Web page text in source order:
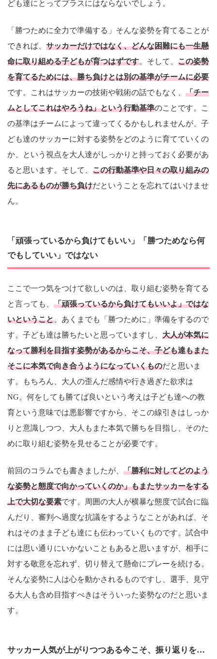
ども達にとってプラスにはならないでしょう。
「勝つために全力で準備する」そんな姿勢を育てることが
できれば、 サッカーだけではなく、どんな困難にも一生懸
命に取り組める子どもが育つはずです。そして、 この姿勢
を育てるためには、勝ち負けとは別の基準がチームに必要
です。これはサッカーの技術や戦術の話でもなく、 「チー
ムとしてこれはやろうね」という行動基準のことです。こ
の基準はチームによって違ってくるかもしれませんが、子
ども達のサッカーに対する姿勢をどのように育てていくの
か、という視点を大人達がしっかりと持っておく必要があ
ると思います。そして、 この行動基準や日々の取り組みの
先にあるものが勝ち負けだということを忘れてはいけませ
ん。
「頑張っているから負けてもいい」「勝つためなら何
でもしていい」ではない
ここで一つ気をつけて欲しいのは、取り組む姿勢を育てる
と言っても、 「頑張っているから負けてもいいよ」ではな
いということ。あくまでも「勝つために」準備をするので
す。子ども達は勝ちたいと思っていますし、 大人が本気に
なって勝利を目指す姿勢があるからこそ、子ども達もまた
そこに本気で向き合うようになっていくものだと思いま
す。もちろん、大人の歪んだ感情や行き過ぎた欲求は
NG。何をしても勝てば良いという考えは子ども達への教
育という意味では悪影響ですから、そこの線引きはしっか
りと意識しつつ、大人もまた本気で勝ちを目指し、そのた
めに取り組む姿勢を見せることが必要です。
前回のコラムでも書きましたが、 「勝利に対してどのよう
な姿勢と態度で向かっていくのか」もまたサッカーをする
上で大切な要素です。周囲の大人が横暴な態度で試合に臨
んだり、審判へ過度な抗議をするようなことがあれば、そ
れはそのまま子ども達にも伝わっていくものです。試合中
には思い通りにいかないこともあると思いますが、相手に
対する敬意を忘れず、切り替えて懸命にプレーを続ける。
そんな姿勢に人は心を動かされるものですし、選手、見守
る大人も含め目指すべきはそういった姿勢なのだと思いま
す。
サッカー人気が上がりつつある今こそ、振り返りを…